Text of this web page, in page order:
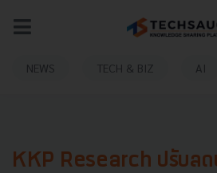
NEWS TECH & BIZ AI
KKP Research ปรับล